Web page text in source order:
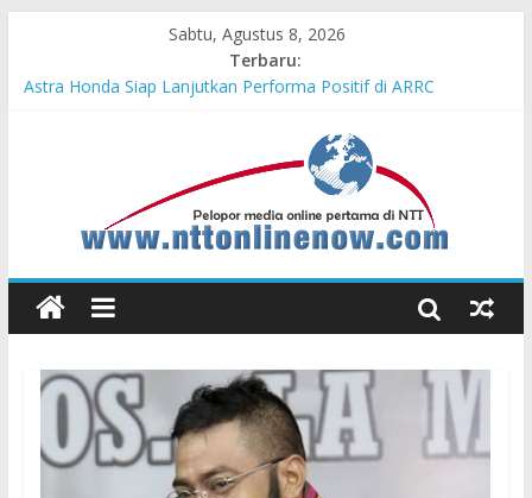
Sabtu, Agustus 8, 2026
Terbaru:
Teras Bank Indonesia Hadir di Belu, Bupati Willy : Terima Kasih
Astra Honda Siap Lanjutkan Performa Positif di ARRC
Dukung Ketahanan Pangan Lokal, PLN Kupang Pasok Listrik
Industri Penyimpanan Ayam Beku, Jelang Peringatan HUT RI
UMKM Mitra Binaan dengan Sentuhan Kemanusiaan dan
Keberlanjutan
Honda Jatim Hadirkan Kompetisi dan Aktivitas Seru untuk
Generasi Muda